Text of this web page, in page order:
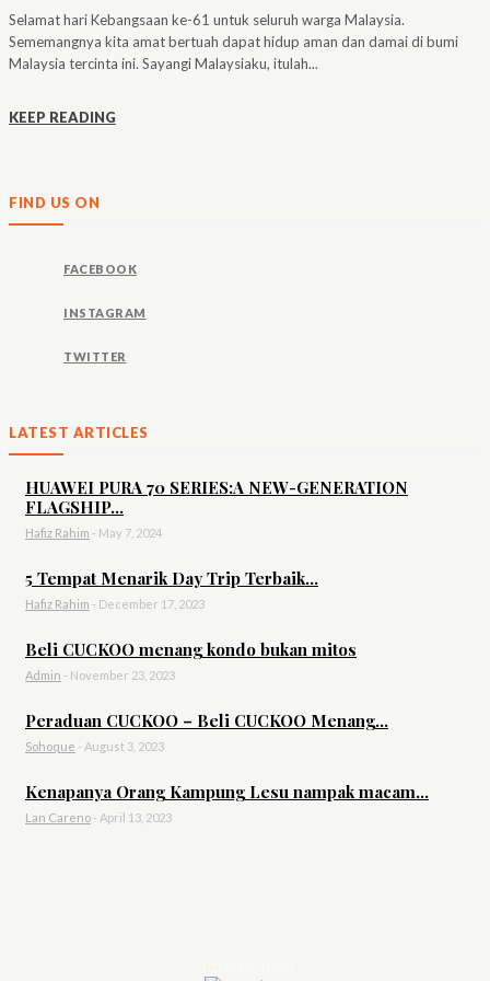
Selamat hari Kebangsaan ke-61 untuk seluruh warga Malaysia.
Sememangnya kita amat bertuah dapat hidup aman dan damai di bumi
Malaysia tercinta ini. Sayangi Malaysiaku, itulah...
KEEP READING
FIND US ON
FACEBOOK
INSTAGRAM
TWITTER
LATEST ARTICLES
HUAWEI PURA 70 SERIES:A NEW-GENERATION
FLAGSHIP...
Hafiz Rahim - May 7, 2024
5 Tempat Menarik Day Trip Terbaik...
Hafiz Rahim - December 17, 2023
Beli CUCKOO menang kondo bukan mitos
Admin - November 23, 2023
Peraduan CUCKOO – Beli CUCKOO Menang...
Sohoque - August 3, 2023
Kenapanya Orang Kampung Lesu nampak macam...
Lan Careno - April 13, 2023